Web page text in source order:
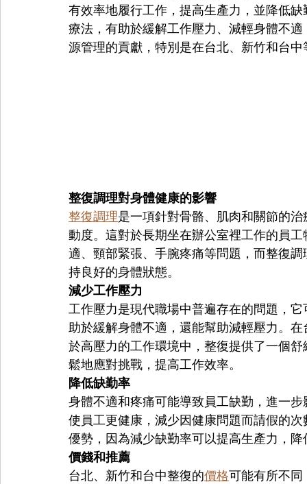
有效率地履行工作，提高生產力，並降低
療法，有助於緩解工作壓力、減輕身體不
源管理的貢獻，特別是在台北、新竹和台
整復調理對身體健康的影響
整復調理是一項針對骨骼、肌肉和關節的
動度。這對於長期坐在辦公室裡工作的員
適、頸部緊張、手腕疼痛等問題，而整復
持良好的身體狀態。
減少工作壓力
工作壓力是現代職場中普遍存在的問題，
助於緩解身體不適，還能幫助減輕壓力。
於高壓力的工作環境中，整復提供了一個
鬆地應對挑戰，提高工作效率。
降低缺勤率
身體不適和疼痛可能導致員工缺勤，進一
使員工更健康，減少因健康問題而請假的
優勢，因為減少缺勤率可以提高生產力，
價錢和推薦
台北、新竹和台中整復的價格可能有所不